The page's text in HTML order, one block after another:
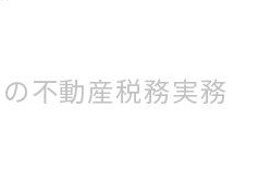
不動産税務実務